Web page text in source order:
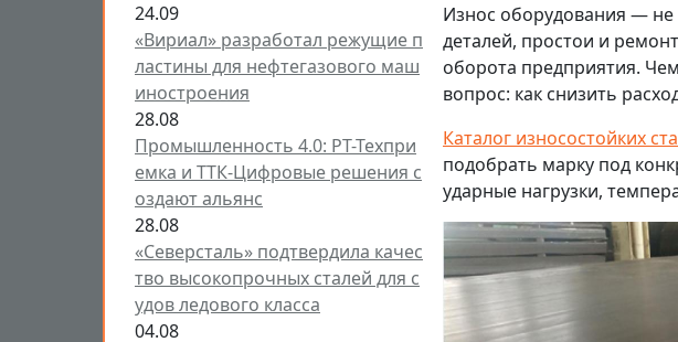
24.09
«Вириал» разработал режущие п
ластины для нефтегазового маш
иностроения
28.08
Промышленность 4.0: РТ-Техпри
емка и ТТК-Цифровые решения с
оздают альянс
28.08
«Северсталь» подтвердила качес
тво высокопрочных сталей для с
удов ледового класса
04.08
Износ оборудования —
деталей, простои и
оборота предприятия.
вопрос: как снизить
Каталог износостойких
подобрать марку под
ударные нагрузки,